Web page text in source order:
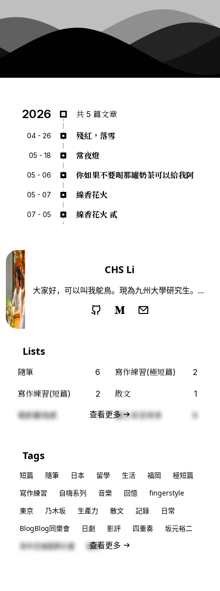
2026 共 5 篇文章
04 - 26 殘紅，落雪
05 - 18 常夜燈
05 - 06 你如果不要喝那罐奶茶可以給我阿
05 - 07 線香花火
07 - 05 線香花火 貳
CHS Li
大家好，可以叫我鴕鳥。現為九州大學研究生。喜
鳥這個名字有兩個意思。一是跑得最快的兩足動
Lists
隨筆 6 寫作練習(極短篇) 2
寫作練習(短篇) 2 散文 1
電影觀後感 1 重生希望使者 9
查看更多
Tags
短篇 隨筆 日本 留學 生活 福岡
極短篇
寫作練習
自嗨系列 音樂 回憶
fingerstyle
東京
乃木坂 生產力 散文 記錄
日常
BlogBlog同樂會
日劇 影評 四重奏
坂元裕二
青年百億圓夢計畫
福島
查看更多